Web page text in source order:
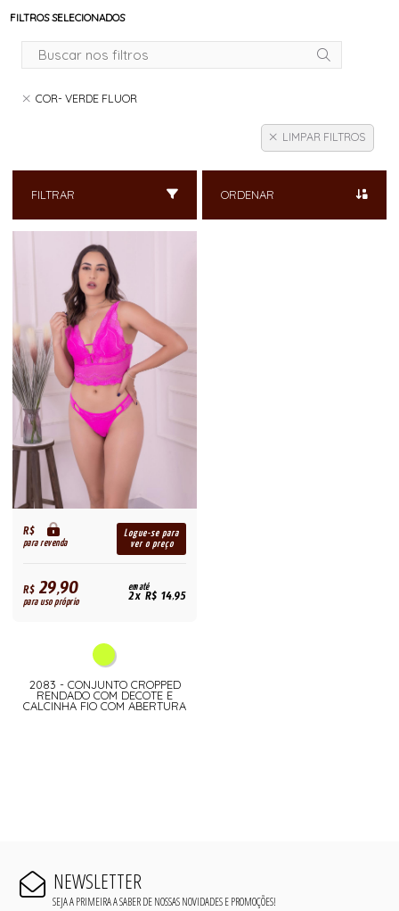
FILTROS SELECIONADOS
COR- VERDE FLUOR
LIMPAR FILTROS
FILTRAR ORDENAR
R$
para revenda
Logue-se para
ver o preço
R$29,90
para uso próprio
em até
2x R$ 14,95
2083 - CONJUNTO CROPPED
RENDADO COM DECOTE E
CALCINHA FIO COM ABERTURA
NEWSLETTER
SEJA A PRIMEIRA A SABER DE NOSSAS NOVIDADES E PROMOÇÕES!